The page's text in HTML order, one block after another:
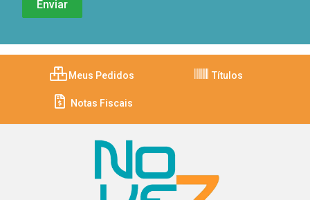
Meus Pedidos Títulos
Notas Fiscais